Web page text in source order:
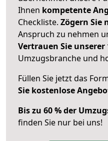
Ihnen kompetente
Checkliste. Zögern Sie
Anspruch zu nehmen
Vertrauen Sie unserer
Umzugsbranche und
Füllen Sie jetzt das
Sie kostenlose
Bis zu 60 % der
finden Sie nur bei uns!